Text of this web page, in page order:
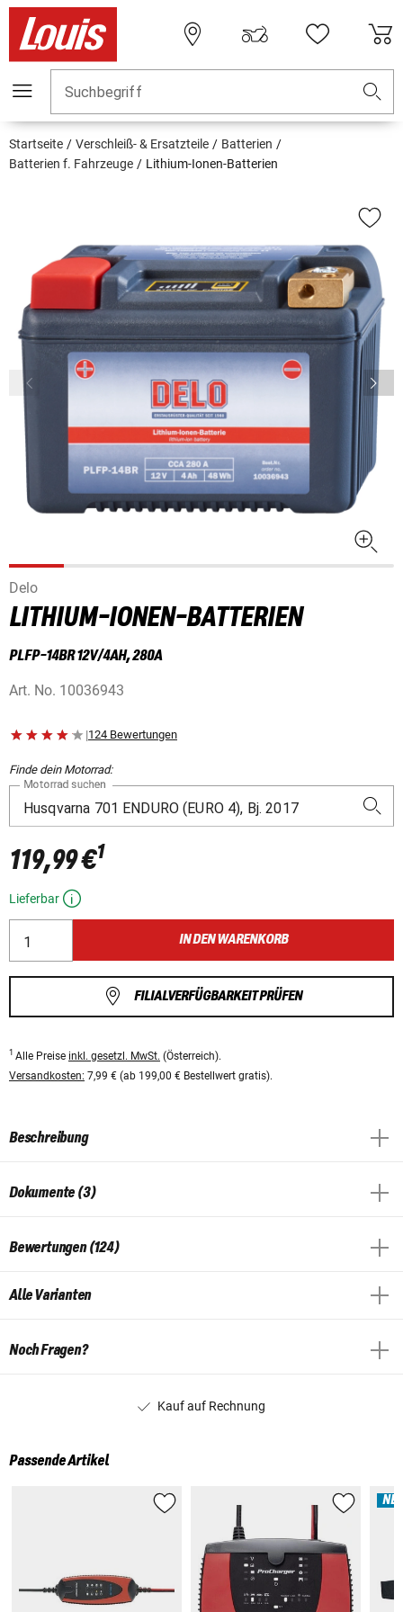
Suchbegriff
Startseite Verschleiß- & Ersatzteile
Batterien
Batterien f. Fahrzeuge
Lithium-Ionen-Batterien
Delo
LITHIUM-IONEN-BATTERIEN
PLFP-14BR 12V/4AH, 280A
Art. No. 10036943
|124 Bewertungen
Finde dein Motorrad:
Motorrad suchen
119,99 €1
Lieferbar
IN DEN WARENKORB
FILIALVERFÜGBARKEIT PRÜFEN
1 Alle Preise inkl. gesetzl. MwSt. (Österreich).
Versandkosten: 7,99 € (ab 199,00 € Bestellwert gratis).
Beschreibung
Dokumente (3)
Bewertungen (124)
Alle Varianten
Noch Fragen?
Kauf auf Rechnung
Passende Artikel